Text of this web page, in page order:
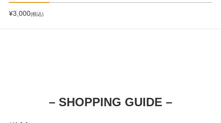
¥3,000(税込)
– SHOPPING GUIDE –